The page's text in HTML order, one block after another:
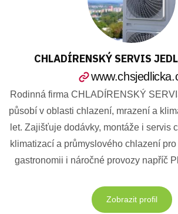
CHLADÍRENSKÝ SERVIS
Rodinná firma CHLADÍRENSKÝ
působí v oblasti chlazení, mrazení a
let. Zajišťuje dodávky, montáže i servis
klimatizací a průmyslového chlazení
gastronomii i náročné provozy napříč
Zobrazit profil